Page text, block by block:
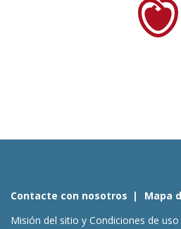
Contacte con nosotros Mapa
Misión del sitio y Condiciones de uso